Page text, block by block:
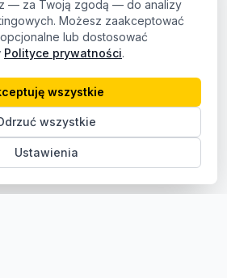
— za Twoją zgodą — do analizy
Możesz zaakceptować
lub dostosować
Polityce prywatności.
Ustawienia
wszystkie
wszystkie